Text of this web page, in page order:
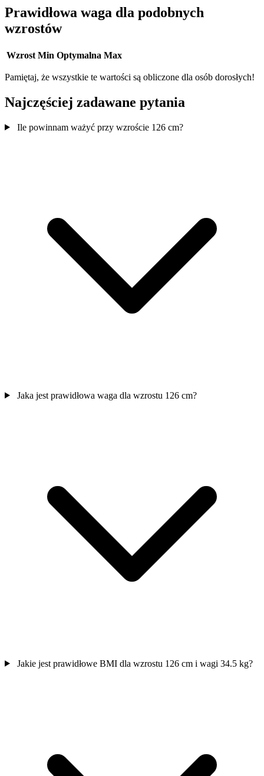
Prawidłowa waga dla podobnych
wzrostów
Wzrost Min Optymalna Max
Pamiętaj, że wszystkie te wartości są obliczone dla osób dorosłych!
Najczęściej zadawane pytania
Ile powinnam ważyć przy wzroście 126 cm?
Jaka jest prawidłowa waga dla wzrostu 126 cm?
Jakie jest prawidłowe BMI dla wzrostu 126 cm i wagi 34.5 kg?